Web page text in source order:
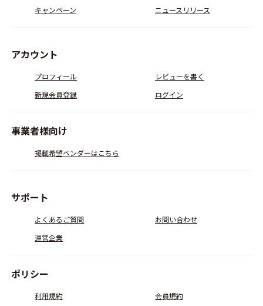
キャンペーン ニュースリリース
アカウント
プロフィール
レビューを書く
新規会員登録
ログイン
事業者様向け
掲載希望ベンダーはこちら
サポート
よくあるご質問
お問い合わせ
運営企業
ポリシー
利用規約 会員規約